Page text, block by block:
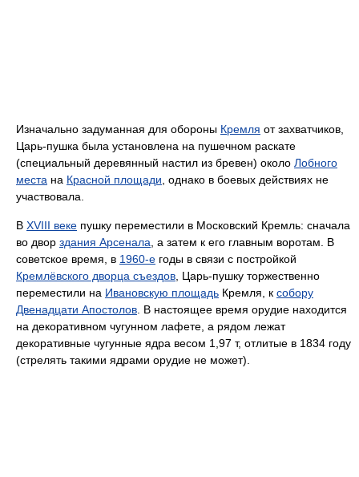
Изначально задуманная для обороны Кремля oт зaхвaтчикoв,
Царь-пушка была установлена на пушечном раскате
(специальный деревянный настил из бревен) около Лобного
места на Красной площади, однако в боевых действиях не
участвовала.
В XVIII веке пушку переместили в Московский Кремль: сначала
во двор здания Арсенала, а затем к его главным воротам. В
советское время, в 1960-е годы в связи с постройкой
Кремлёвского дворца съездов, Царь-пушку торжественно
переместили на Ивановскую площадь Кремля, к собору
Двенадцати Апостолов. В настоящее время орудие находится
на декоративном чугунном лафете, а рядом лежат
декоративные чугунные ядра весом 1,97 т, отлитые в 1834 году
(стрелять такими ядрами орудие не может).